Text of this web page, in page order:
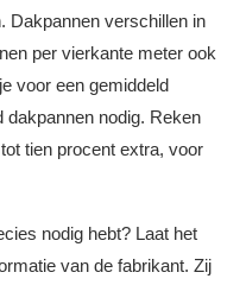
Dakpannen verschillen in
per vierkante meter ook
voor een gemiddeld
dakpannen nodig. Reken
tien procent extra, voor
nodig hebt? Laat het
van de fabrikant. Zij